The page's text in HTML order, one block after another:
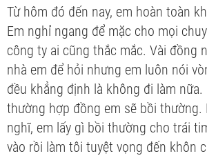
Từ hôm đó đến nay, em hoàn toàn
Em nghỉ ngang để mặc cho mọi
công ty ai cũng thắc mắc. Vài đồng
nhà em để hỏi nhưng em luôn nói
đều khẳng định là không đi làm nữa.
thường hợp đồng em sẽ bồi thường.
nghĩ, em lấy gì bồi thường cho trái
vào rồi làm tôi tuyệt vọng đến khôn